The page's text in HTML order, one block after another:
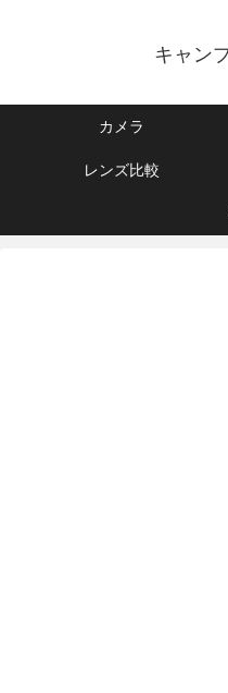
キャン
カメラ
レンズ比較